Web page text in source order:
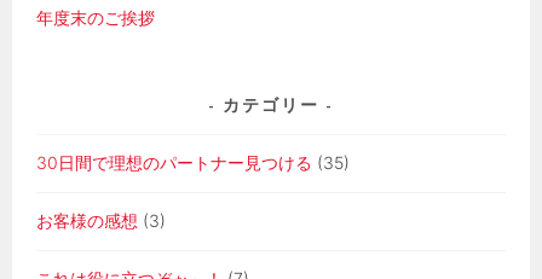
年度末のご挨拶
カテゴリー
30日間で理想のパートナー見つける (35)
お客様の感想 (3)